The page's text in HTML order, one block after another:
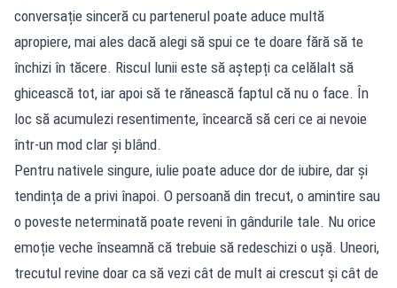
conversație sinceră cu partenerul poate aduce multă
apropiere, mai ales dacă alegi să spui ce te doare fără să te
închizi în tăcere. Riscul lunii este să aștepți ca celălalt să
ghicească tot, iar apoi să te rănească faptul că nu o face. În
loc să acumulezi resentimente, încearcă să ceri ce ai nevoie
într-un mod clar și blând.
Pentru nativele singure, iulie poate aduce dor de iubire, dar și
tendința de a privi înapoi. O persoană din trecut, o amintire sau
o poveste neterminată poate reveni în gândurile tale. Nu orice
emoție veche înseamnă că trebuie să redeschizi o ușă. Uneori,
trecutul revine doar ca să vezi cât de mult ai crescut și cât de